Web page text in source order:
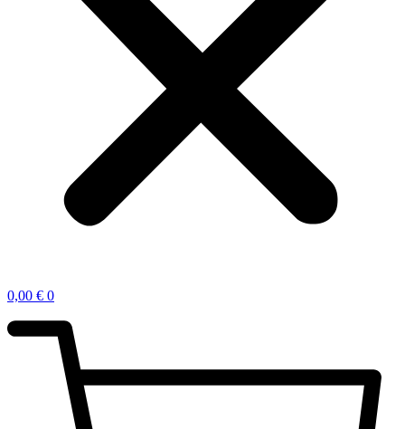
0,00 € 0